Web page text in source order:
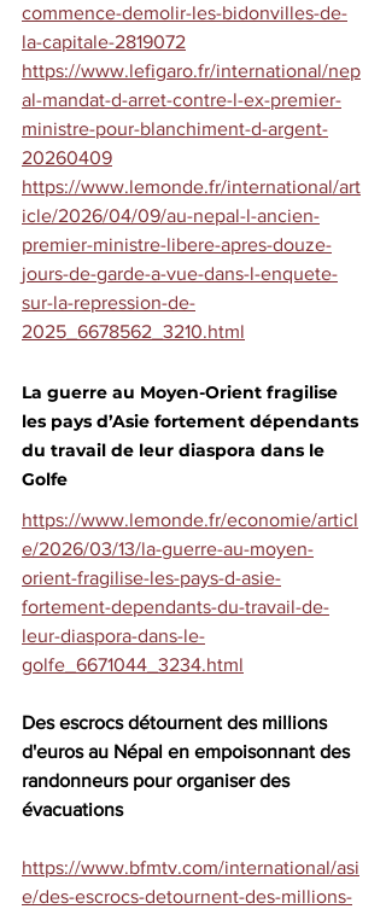
commence-demolir-les-bidonvilles-de-
la-capitale-2819072
https://www.lefigaro.fr/international/nep
al-mandat-d-arret-contre-l-ex-premier-
ministre-pour-blanchiment-d-argent-
20260409
https://www.lemonde.fr/international/art
icle/2026/04/09/au-nepal-l-ancien-
premier-ministre-libere-apres-douze-
jours-de-garde-a-vue-dans-l-enquete-
sur-la-repression-de-
2025_6678562_3210.html
La guerre au Moyen-Orient fragilise
les pays d’Asie fortement dépendants
du travail de leur diaspora dans le
Golfe
https://www.lemonde.fr/economie/articl
e/2026/03/13/la-guerre-au-moyen-
orient-fragilise-les-pays-d-asie-
fortement-dependants-du-travail-de-
leur-diaspora-dans-le-
golfe_6671044_3234.html
Des escrocs détournent des millions
d'euros au Népal en empoisonnant des
randonneurs pour organiser des
évacuations
https://www.bfmtv.com/international/asi
e/des-escrocs-detournent-des-millions-